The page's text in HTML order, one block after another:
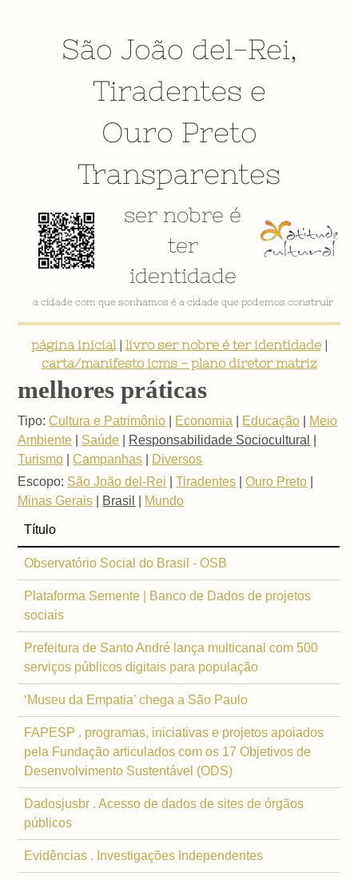
São João del-Rei,
Tiradentes e
Ouro Preto
Transparentes
ser nobre é
ter
identidade
a cidade com que sonhamos é a cidade que podemos construir
página inicial| livro ser nobre é ter identidade|
carta/manifesto icms - plano diretor matriz
melhores práticas
Tipo: Cultura e Patrimônio Economia Educação
Meio
Ambiente
Saúde Responsabilidade Sociocultural
Turismo |Campanhas
Diversos
Escopo: São João del-Rei |Tiradentes |Ouro Preto
Minas Gerais
Brasil Mundo
Título
Observatório Social do Brasil - OSB
Plataforma Semente | Banco de Dados de projetos
sociais
Prefeitura de Santo André lança multicanal com 500
serviços públicos digitais para população
‘Museu da Empatia’ chega a São Paulo
FAPESP . programas, iniciativas e projetos apoiados
pela Fundação articulados com os 17 Objetivos de
Desenvolvimento Sustentável (ODS)
Dadosjusbr . Acesso de dados de sites de órgãos
públicos
Evidências . Investigações Independentes